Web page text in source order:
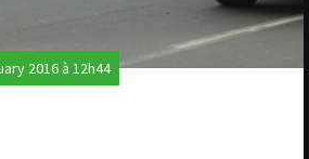
2016 à 12h44